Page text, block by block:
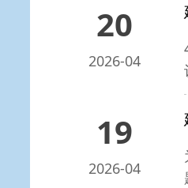
20
2026-04
19
2026-04